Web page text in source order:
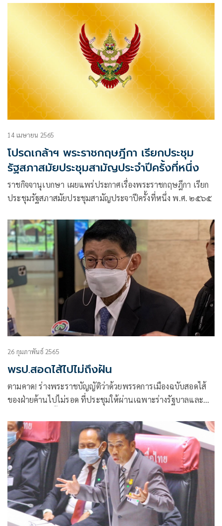
14 เมษายน 2565
โปรดเกล้าฯ พระราชกฤษฎีกา เรียกประชุม
รัฐสภาสมัยประชุมสามัญประจำปีครั้งที่หนึ่ง
ราชกิจจานุเบกษา เผยแพร่ประกาศเรื่องพระราชกฤษฎีกา เรียก
ประชุมรัฐสภาสมัยประชุมสามัญประจาปีครั้งที่หนึ่ง พ.ศ. ๒๕๖๕
26 กุมภาพันธ์ 2565
พรป.สอดไส้ไปไม่ถึงฝัน
ตามคาด! ร่างพระราชบัญญัติว่าด้วยพรรคการเมืองฉบับสอดไส้
ของฝ่ายค้านไปไม่รอด ที่ประชุมให้ผ่านเฉพาะร่างรัฐบาลและ